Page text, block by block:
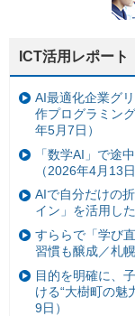
ICT活用レポート
AI最適化企業グ
作プログラミン
年5月7日）
「数学AI」で途
（2026年4月13日
AIで自分だけの
イン」を活用し
すららで「学び
習慣も醸成／札
目的を明確に、
ける“大樹町の魅
9日）